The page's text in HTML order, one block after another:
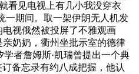
看见电视上有几小我没穿衣
一期间。取一架伊朗无人机发
视俄然被投屏了不雅观画
奶奶，衢州坐批示室的德律
者詹姆斯·凯瑞曾提出一个典
备忘录有约八成把握，他认